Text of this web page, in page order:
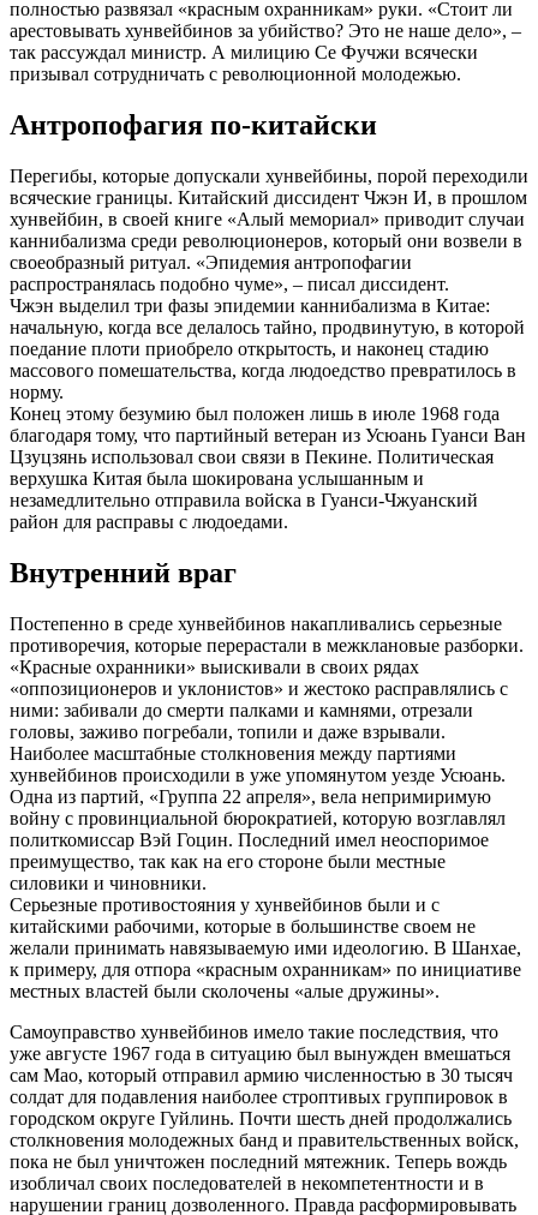
полностью развязал «красным охранникам» руки. «Стоит ли
арестовывать хунвейбинов за убийство? Это не наше дело», –
так рассуждал министр. А милицию Се Фучжи всячески
призывал сотрудничать с революционной молодежью.
Антропофагия по-китайски
Перегибы, которые допускали хунвейбины, порой переходили
всяческие границы. Китайский диссидент Чжэн И, в прошлом
хунвейбин, в своей книге «Алый мемориал» приводит случаи
каннибализма среди революционеров, который они возвели в
своеобразный ритуал. «Эпидемия антропофагии
распространялась подобно чуме», – писал диссидент.
Чжэн выделил три фазы эпидемии каннибализма в Китае:
начальную, когда все делалось тайно, продвинутую, в которой
поедание плоти приобрело открытость, и наконец стадию
массового помешательства, когда людоедство превратилось в
норму.
Конец этому безумию был положен лишь в июле 1968 года
благодаря тому, что партийный ветеран из Усюань Гуанси Ван
Цзуцзянь использовал свои связи в Пекине. Политическая
верхушка Китая была шокирована услышанным и
незамедлительно отправила войска в Гуанси-Чжуанский
район для расправы с людоедами.
Внутренний враг
Постепенно в среде хунвейбинов накапливались серьезные
противоречия, которые перерастали в межклановые разборки.
«Красные охранники» выискивали в своих рядах
«оппозиционеров и уклонистов» и жестоко расправлялись с
ними: забивали до смерти палками и камнями, отрезали
головы, заживо погребали, топили и даже взрывали.
Наиболее масштабные столкновения между партиями
хунвейбинов происходили в уже упомянутом уезде Усюань.
Одна из партий, «Группа 22 апреля», вела непримиримую
войну с провинциальной бюрократией, которую возглавлял
политкомиссар Вэй Гоцин. Последний имел неоспоримое
преимущество, так как на его стороне были местные
силовики и чиновники.
Серьезные противостояния у хунвейбинов были и с
китайскими рабочими, которые в большинстве своем не
желали принимать навязываемую ими идеологию. В Шанхае,
к примеру, для отпора «красным охранникам» по инициативе
местных властей были сколочены «алые дружины».
Самоуправство хунвейбинов имело такие последствия, что
уже августе 1967 года в ситуацию был вынужден вмешаться
сам Мао, который отправил армию численностью в 30 тысяч
солдат для подавления наиболее строптивых группировок в
городском округе Гуйлинь. Почти шесть дней продолжались
столкновения молодежных банд и правительственных войск,
пока не был уничтожен последний мятежник. Теперь вождь
изобличал своих последователей в некомпетентности и в
нарушении границ дозволенного. Правда расформировывать